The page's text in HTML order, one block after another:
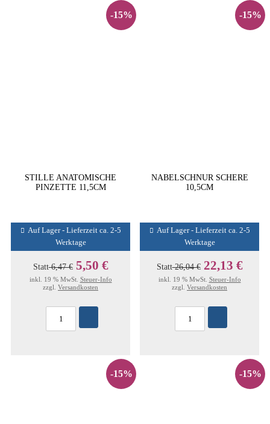
-15%
STILLE ANATOMISCHE
PINZETTE 11,5CM
Auf Lager - Lieferzeit ca. 2-5
Werktage
Statt6,47 € 5,50 €
inkl. 19 % MwSt. Steuer-Info
zzgl. Versandkosten
-15%
NABELSCHNUR SCHERE
10,5CM
Auf Lager - Lieferzeit ca. 2-5
Werktage
Statt26,04 € 22,13 €
inkl. 19 % MwSt. Steuer-Info
zzgl. Versandkosten
-15% -15%